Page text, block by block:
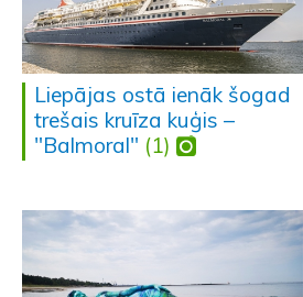
Liepājas ostā ienāk šogad
trešais kruīza kuģis –
"Balmoral" (1)